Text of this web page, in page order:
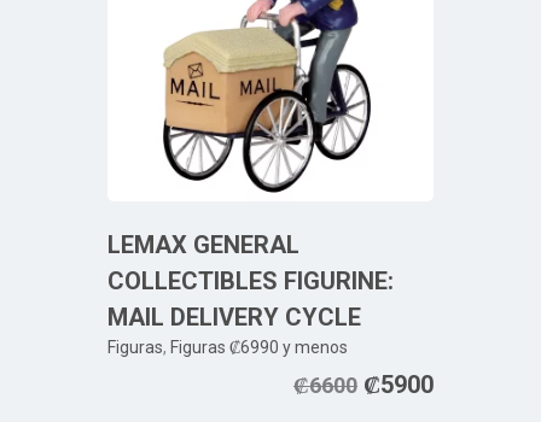
LEMAX GENERAL
COLLECTIBLES FIGURINE:
MAIL DELIVERY CYCLE
Figuras, Figuras ₡6990 y menos
₡6600 ₡5900